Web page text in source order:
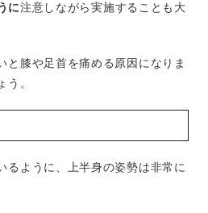
に注意しながら実施することも大
と膝や足首を痛める原因になりま
う。
るように、上半身の姿勢は非常に